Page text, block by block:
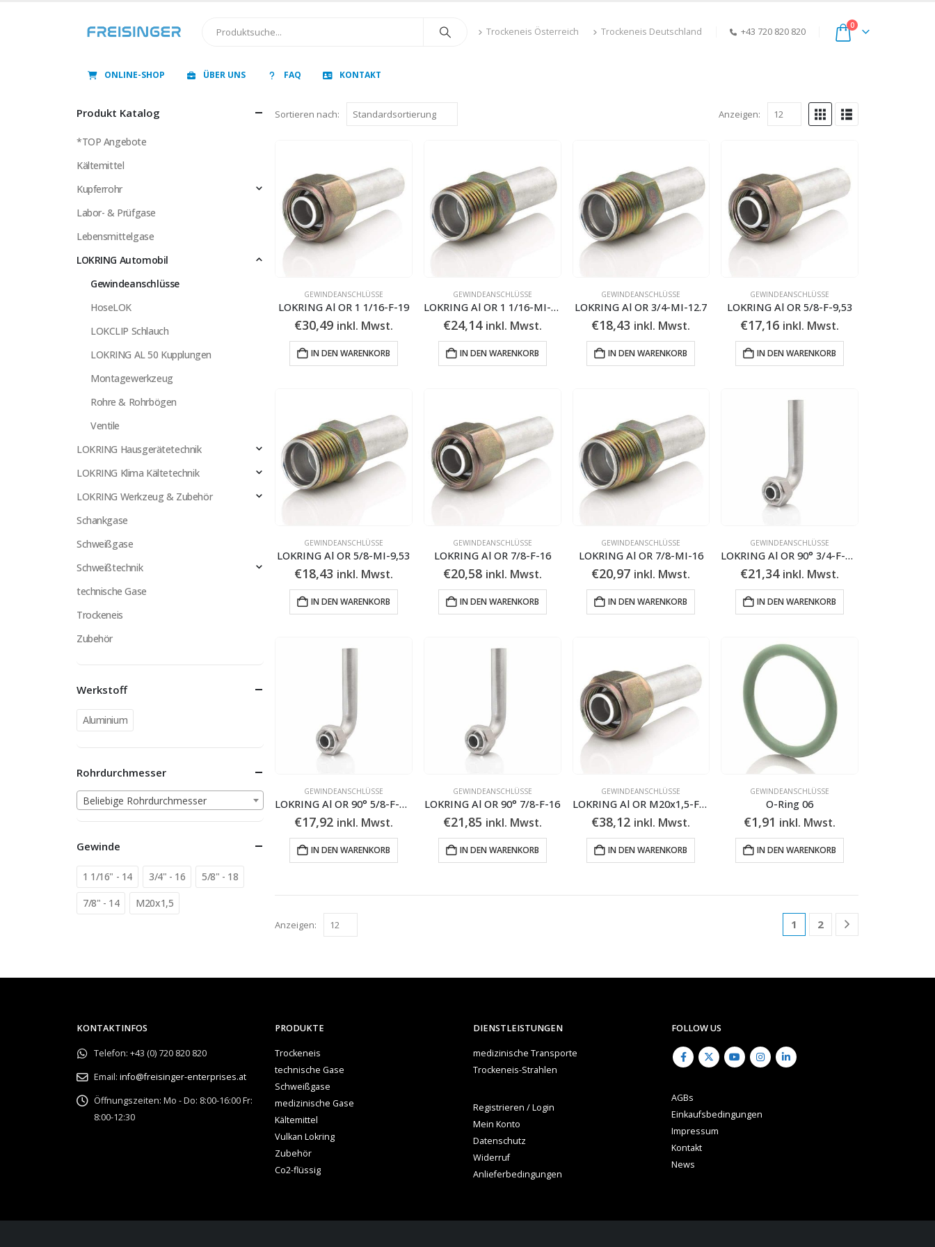
Trockeneis Österreich Trockeneis Deutschland +43 720 820 820
0
ONLINE-SHOP ÜBER UNS FAQ KONTAKT
Sortieren nach: Anzeigen:
GEWINDEANSCHLÜSSE
LOKRING Al OR 1 1/16-F-19
€30,49 inkl. Mwst.
IN DEN WARENKORB
GEWINDEANSCHLÜSSE
LOKRING Al OR 1 1/16-MI-19
€24,14 inkl. Mwst.
IN DEN WARENKORB
GEWINDEANSCHLÜSSE
LOKRING Al OR 3/4-MI-12.7
€18,43 inkl. Mwst.
IN DEN WARENKORB
GEWINDEANSCHLÜSSE
LOKRING Al OR 5/8-F-9,53
€17,16 inkl. Mwst.
IN DEN WARENKORB
GEWINDEANSCHLÜSSE
LOKRING Al OR 5/8-MI-9,53
€18,43 inkl. Mwst.
IN DEN WARENKORB
GEWINDEANSCHLÜSSE
LOKRING Al OR 7/8-F-16
€20,58 inkl. Mwst.
IN DEN WARENKORB
GEWINDEANSCHLÜSSE
LOKRING Al OR 7/8-MI-16
€20,97 inkl. Mwst.
IN DEN WARENKORB
GEWINDEANSCHLÜSSE
LOKRING Al OR 90° 3/4-F-12,7
€21,34 inkl. Mwst.
IN DEN WARENKORB
GEWINDEANSCHLÜSSE
LOKRING Al OR 90° 5/8-F-9,53
€17,92 inkl. Mwst.
IN DEN WARENKORB
GEWINDEANSCHLÜSSE
LOKRING Al OR 90° 7/8-F-16
€21,85 inkl. Mwst.
IN DEN WARENKORB
GEWINDEANSCHLÜSSE
LOKRING Al OR M20x1,5-F-12.7
€38,12 inkl. Mwst.
IN DEN WARENKORB
GEWINDEANSCHLÜSSE
O-Ring 06
€1,91 inkl. Mwst.
IN DEN WARENKORB
Anzeigen: 1 2
Produkt Katalog
*TOP Angebote
Kältemittel
Kupferrohr
Labor- & Prüfgase
Lebensmittelgase
LOKRING Automobil
Gewindeanschlüsse
HoseLOK
LOKCLIP Schlauch
LOKRING AL 50 Kupplungen
Montagewerkzeug
Rohre & Rohrbögen
Ventile
LOKRING Hausgerätetechnik
LOKRING Klima Kältetechnik
LOKRING Werkzeug & Zubehör
Schankgase
Schweißgase
Schweißtechnik
technische Gase
Trockeneis
Zubehör
Werkstoff
Aluminium
Rohrdurchmesser
Beliebige Rohrdurchmesser
Gewinde
1 1/16" - 14 3/4" - 16
5/8" - 18
7/8" - 14
M20x1,5
KONTAKTINFOS
Telefon: +43 (0) 720 820 820
Email: info@freisinger-enterprises.at
Öffnungszeiten: Mo - Do: 8:00-16:00 Fr:
8:00-12:30
PRODUKTE
Trockeneis
technische Gase
Schweißgase
medizinische Gase
Kältemittel
Vulkan Lokring
Zubehör
Co2-flüssig
DIENSTLEISTUNGEN
medizinische Transporte
Trockeneis-Strahlen
Registrieren / Login
Mein Konto
Datenschutz
Widerruf
Anlieferbedingungen
FOLLOW US
AGBs
Einkaufsbedingungen
Impressum
Kontakt
News